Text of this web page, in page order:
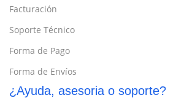
Facturación
Soporte Técnico
Forma de Pago
Forma de Envíos
¿Ayuda, asesoria o soporte?